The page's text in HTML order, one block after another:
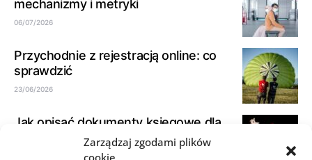
Zarządzaj zgodami plików
cookie
mechanizmy i metryki
06/07/2026
Przychodnie z rejestracją online: co
sprawdzić
23/06/2026
Jak opisać dokumenty księgowe dla
biura rachunkowego